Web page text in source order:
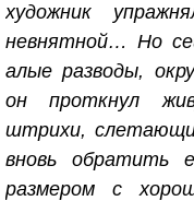
художник
невнятной… Но
алые разводы,
он проткнул
штрихи,
вновь обратить
размером с